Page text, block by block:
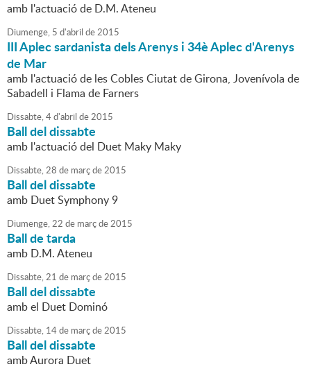
amb l'actuació de D.M. Ateneu
Diumenge, 5 d'abril de2015
III Aplec sardanista dels Arenys i 34è Aplec d'Arenys
de Mar
amb l'actuació de les Cobles Ciutat de Girona, Jovenívola de
Sabadell i Flama de Farners
Dissabte,4d'abril de2015
Ball del dissabte
amb l'actuació del Duet Maky Maky
Dissabte,28 de marçde2015
Ball del dissabte
amb Duet Symphony 9
Diumenge,22 de marçde2015
Ball de tarda
amb D.M. Ateneu
Dissabte,21 de marçde2015
Ball del dissabte
amb el Duet Dominó
Dissabte, 14de marçde2015
Ball del dissabte
amb Aurora Duet